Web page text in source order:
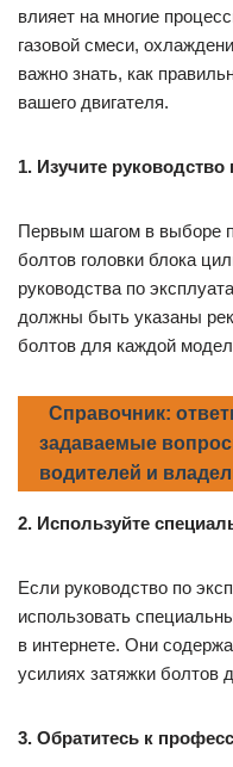
влияет на многие
газовой смеси,
важно знать, как
вашего двигателя.
1. Изучите руководство
Первым шагом в выборе
болтов головки блока
руководства по
должны быть указаны
болтов для каждой
Справочник:
задаваемые
водителей и
2. Используйте
Если руководство по
использовать
в интернете. Они
усилиях затяжки болтов
3. Обратитесь к